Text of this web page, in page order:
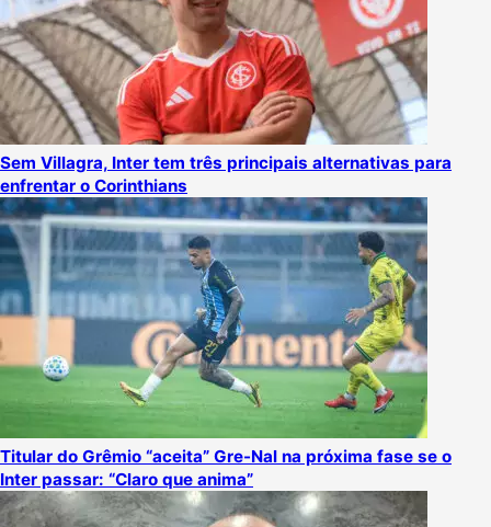
Sem Villagra, Inter tem três principais alternativas para
enfrentar o Corinthians
Titular do Grêmio “aceita” Gre-Nal na próxima fase se o
Inter passar: “Claro que anima”